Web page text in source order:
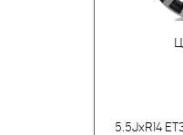
5.5JxR14